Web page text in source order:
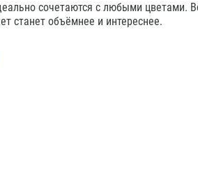
сочетаются с любыми цветами.
станет объёмнее и интереснее.